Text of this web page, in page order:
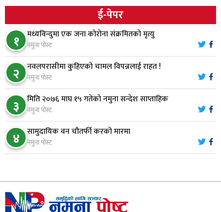
७
भरतपुर अस्पतालद्वारा आइसियुमा प्रतिक्षारत बिरामीको
नाम ‘डिस्प्ले बोर्ड’मा
८ नारायणघाट–बुटवल सडकमा ‘क्यानोपी ब्रिज’ निर्माण
९
मौलाकालिकाको १८८२ खुड्किला : आस्था र आरोग्यको‘
‘सर्ट हाइकिङ’
१० वन उद्यममा जोडिँदै नवलपुरका महिला
ई-पेपर
१ मध्यविन्दुमा एक जना कोरोना संक्रमितको मृत्यु
नमुना पोस्ट
२ नवलपरासीमा कुहिएको चामल विपन्नलाई राहत !
नमुना पोस्ट
३ मिति २०७६ माघ १५ गतेको नमुना सन्देश साप्ताहिक
नमुना पोस्ट
४ सामुदायिक वन चौतर्फी करको मारमा
नमुना पोस्ट